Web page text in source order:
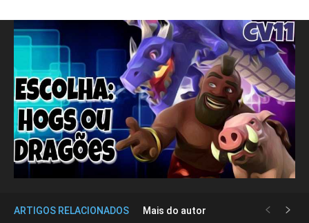
ARTIGOS RELACIONADOS Mais do autor